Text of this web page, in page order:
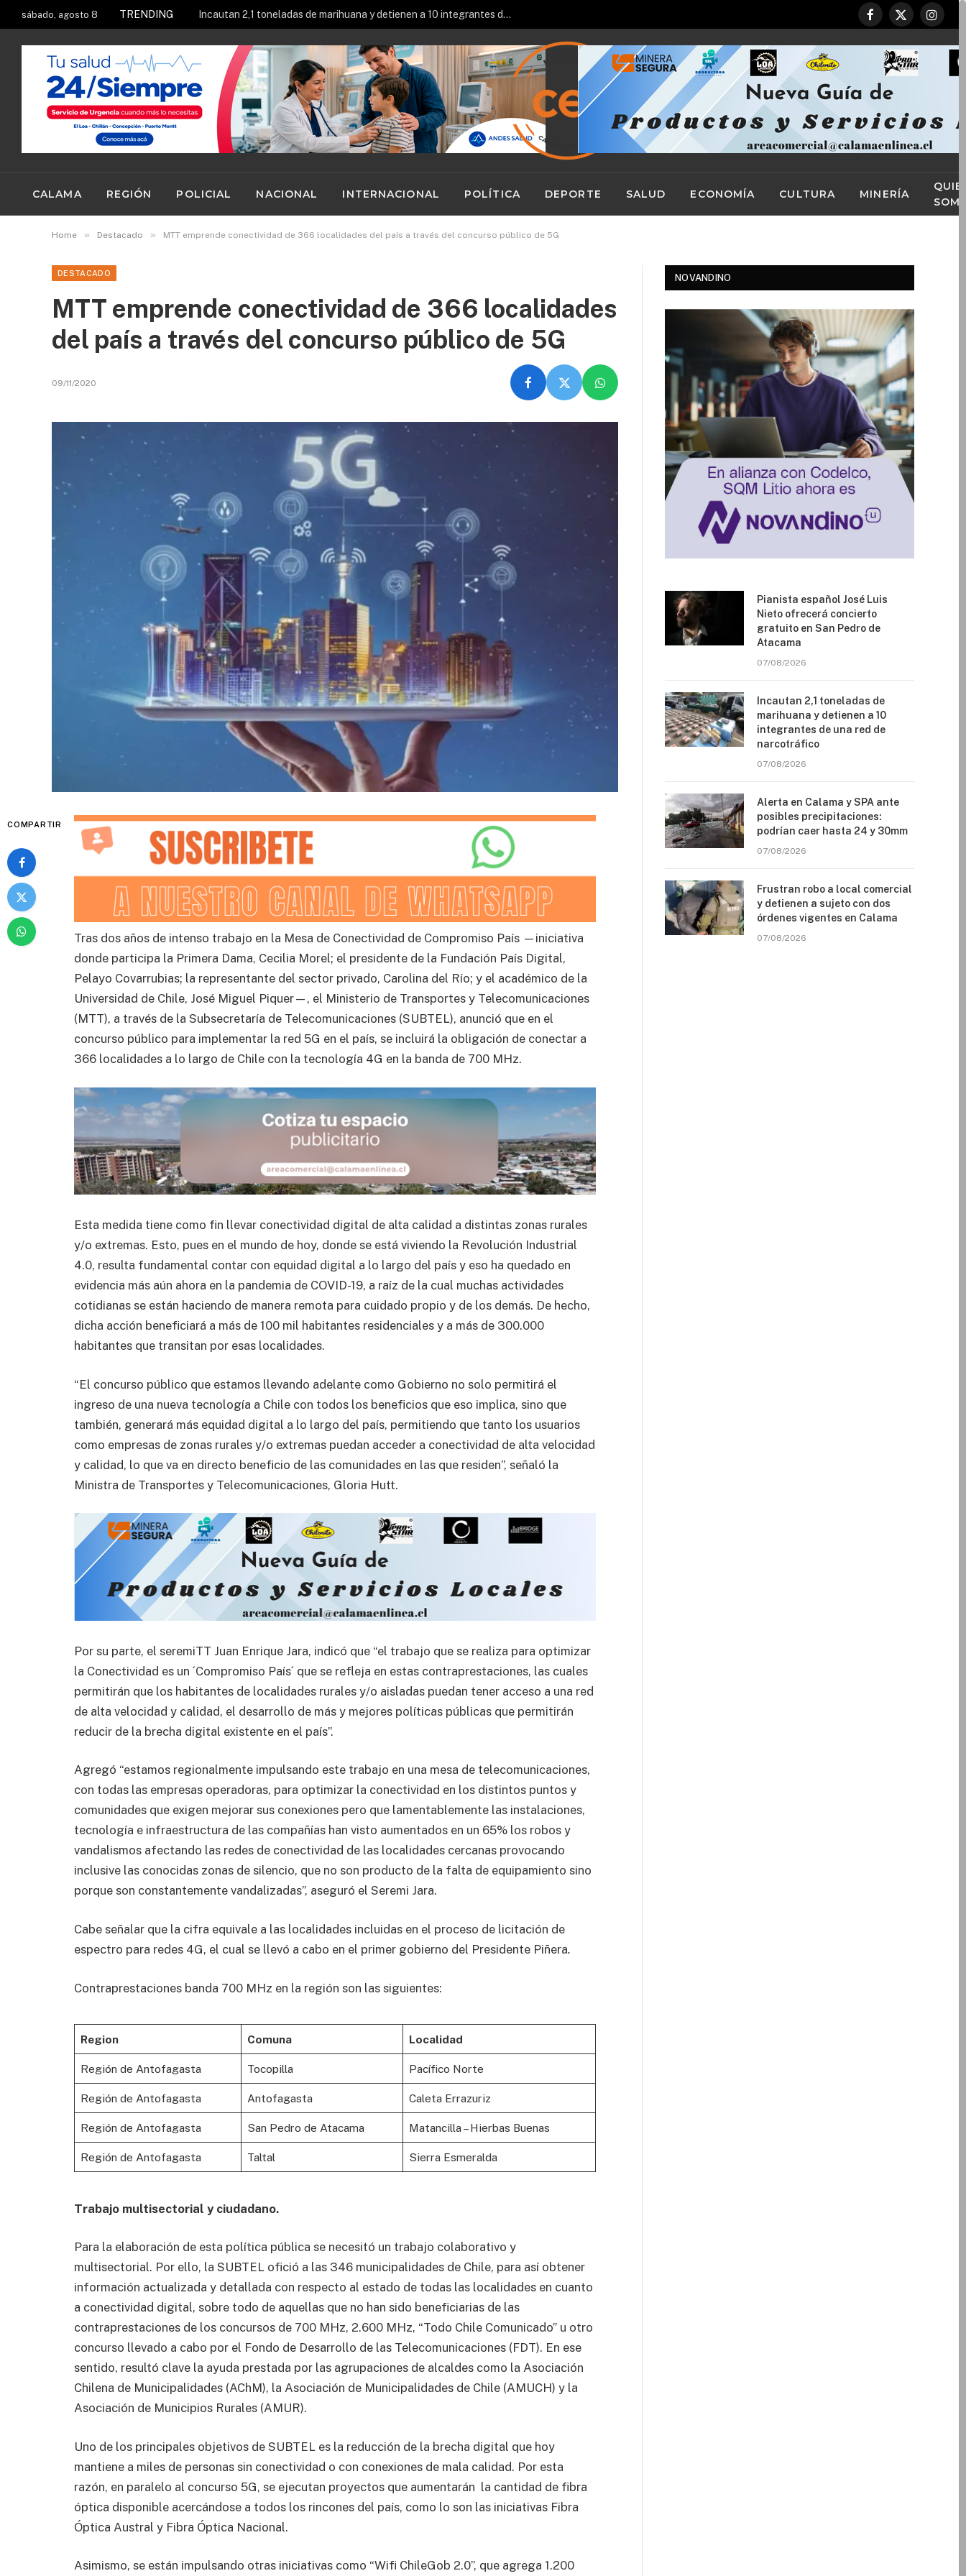
sábado, agosto 8 TRENDING Incautan 2,1 toneladas de marihuana y detienen a 10 integrantes de una red de narcotráfico
Facebook
X
CALAMA REGIÓN POLICIAL NACIONAL INTERNACIONAL POLÍTICA DEPORTE SALUD ECONOMÍA CULTURA MINERÍA
Home » Destacado » MTT emprende conectividad de 366 localidades del país a través del concurso público de 5G
DESTACADO
MTT emprende conectividad de 366 localidades
del país a través del concurso público de 5G
09/11/2020
COMPARTIR
Tras dos años de intenso trabajo en la Mesa de Conectividad de Compromiso País —iniciativa
donde participa la Primera Dama, Cecilia Morel; el presidente de la Fundación País Digital,
Pelayo Covarrubias; la representante del sector privado, Carolina del Río; y el académico de la
Universidad de Chile, José Miguel Piquer—, el Ministerio de Transportes y Telecomunicaciones
(MTT), a través de la Subsecretaría de Telecomunicaciones (SUBTEL), anunció que en el
concurso público para implementar la red 5G en el país, se incluirá la obligación de conectar a
366 localidades a lo largo de Chile con la tecnología 4G en la banda de 700 MHz.
Esta medida tiene como fin llevar conectividad digital de alta calidad a distintas zonas rurales
y/o extremas. Esto, pues en el mundo de hoy, donde se está viviendo la Revolución Industrial
4.0, resulta fundamental contar con equidad digital a lo largo del país y eso ha quedado en
evidencia más aún ahora en la pandemia de COVID-19, a raíz de la cual muchas actividades
cotidianas se están haciendo de manera remota para cuidado propio y de los demás. De hecho,
dicha acción beneficiará a más de 100 mil habitantes residenciales y a más de 300.000
habitantes que transitan por esas localidades.
“El concurso público que estamos llevando adelante como Gobierno no solo permitirá el
ingreso de una nueva tecnología a Chile con todos los beneficios que eso implica, sino que
también, generará más equidad digital a lo largo del país, permitiendo que tanto los usuarios
como empresas de zonas rurales y/o extremas puedan acceder a conectividad de alta velocidad
y calidad, lo que va en directo beneficio de las comunidades en las que residen”, señaló la
Ministra de Transportes y Telecomunicaciones, Gloria Hutt.
Por su parte, el seremiTT Juan Enrique Jara, indicó que “el trabajo que se realiza para optimizar
la Conectividad es un ´Compromiso País´ que se refleja en estas contraprestaciones, las cuales
permitirán que los habitantes de localidades rurales y/o aisladas puedan tener acceso a una red
de alta velocidad y calidad, el desarrollo de más y mejores políticas públicas que permitirán
reducir de la brecha digital existente en el país”.
Agregó “estamos regionalmente impulsando este trabajo en una mesa de telecomunicaciones,
con todas las empresas operadoras, para optimizar la conectividad en los distintos puntos y
comunidades que exigen mejorar sus conexiones pero que lamentablemente las instalaciones,
tecnología e infraestructura de las compañías han visto aumentados en un 65% los robos y
vandalismos afectando las redes de conectividad de las localidades cercanas provocando
inclusive las conocidas zonas de silencio, que no son producto de la falta de equipamiento sino
porque son constantemente vandalizadas”, aseguró el Seremi Jara.
Cabe señalar que la cifra equivale a las localidades incluidas en el proceso de licitación de
espectro para redes 4G, el cual se llevó a cabo en el primer gobierno del Presidente Piñera.
Contraprestaciones banda 700 MHz en la región son las siguientes:
Region Comuna Localidad
Región de Antofagasta Tocopilla Pacífico Norte
Región de Antofagasta Antofagasta Caleta Errazuriz
Región de Antofagasta San Pedro de Atacama Matancilla – Hierbas Buenas
Región de Antofagasta Taltal Sierra Esmeralda
Trabajo multisectorial y ciudadano.
Para la elaboración de esta política pública se necesitó un trabajo colaborativo y
multisectorial. Por ello, la SUBTEL ofició a las 346 municipalidades de Chile, para así obtener
información actualizada y detallada con respecto al estado de todas las localidades en cuanto
a conectividad digital, sobre todo de aquellas que no han sido beneficiarias de las
contraprestaciones de los concursos de 700 MHz, 2.600 MHz, “Todo Chile Comunicado” u otro
concurso llevado a cabo por el Fondo de Desarrollo de las Telecomunicaciones (FDT). En ese
sentido, resultó clave la ayuda prestada por las agrupaciones de alcaldes como la Asociación
Chilena de Municipalidades (AChM), la Asociación de Municipalidades de Chile (AMUCH) y la
Asociación de Municipios Rurales (AMUR).
Uno de los principales objetivos de SUBTEL es la reducción de la brecha digital que hoy
mantiene a miles de personas sin conectividad o con conexiones de mala calidad. Por esta
razón, en paralelo al concurso 5G, se ejecutan proyectos que aumentarán la cantidad de fibra
óptica disponible acercándose a todos los rincones del país, como lo son las iniciativas Fibra
Óptica Austral y Fibra Óptica Nacional.
Asimismo, se están impulsando otras iniciativas como “Wifi ChileGob 2.0”, que agrega 1.200
NOVANDINO
Pianista español José Luis
Nieto ofrecerá concierto
gratuito en San Pedro de
Atacama
07/08/2026
Incautan 2,1 toneladas de
marihuana y detienen a 10
integrantes de una red de
narcotráfico
07/08/2026
Alerta en Calama y SPA ante
posibles precipitaciones:
podrían caer hasta 24 y 30mm
07/08/2026
Frustran robo a local comercial
y detienen a sujeto con dos
órdenes vigentes en Calama
07/08/2026